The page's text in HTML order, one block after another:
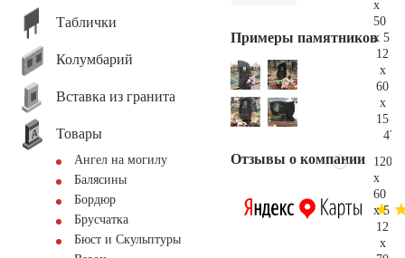
Таблички
Колумбарий
Вставка из гранита
Товары
Ангел на могилу
Балясины
Бордюр
Брусчатка
Бюст и Скульптуры
Примеры памятников
Отзывы о компании
x
50
x 5
12
x
60
x
15
120
x
60
x 5
12
x